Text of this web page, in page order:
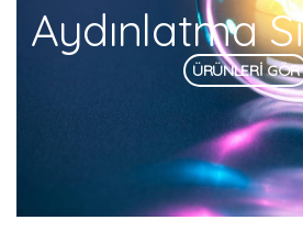
Aydınlatma
ÜRÜNLERİ GÖR